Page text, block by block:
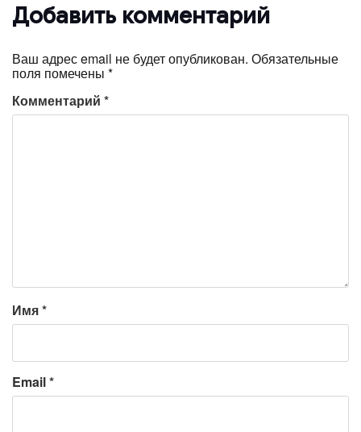
Добавить комментарий
Ваш адрес email не будет опубликован. Обязательные
поля помечены *
Комментарий *
Имя*
Email*